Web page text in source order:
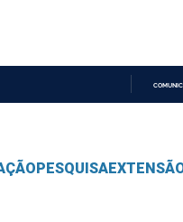
PESQUISA